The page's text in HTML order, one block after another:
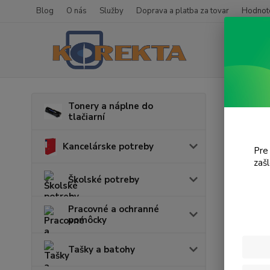
Blog O nás Služby Doprava a platba za tovar
Tonery a náplne do
tlačiarní
Kancelárske potreby
Školské potreby
Pracovné a ochranné
pomôcky
Tašky a batohy
V tejto